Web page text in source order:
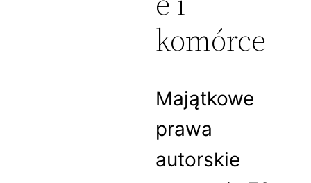
komórce
Majątkowe
prawa
autorskie